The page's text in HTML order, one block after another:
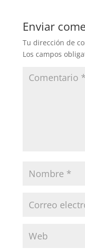
Enviar
Tu dirección de
Los campos